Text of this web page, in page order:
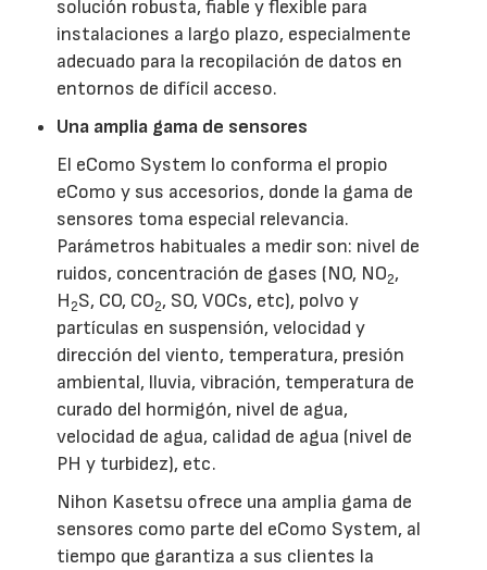
solución robusta, fiable y flexible para
instalaciones a largo plazo, especialmente
adecuado para la recopilación de datos en
entornos de difícil acceso.
Una amplia gama de sensores
El eComo System lo conforma el propio
eComo y sus accesorios, donde la gama de
sensores toma especial relevancia.
Parámetros habituales a medir son: nivel de
ruidos, concentración de gases (NO, NO2,
H2S, CO, CO2, SO, VOCs, etc), polvo y
partículas en suspensión, velocidad y
dirección del viento, temperatura, presión
ambiental, lluvia, vibración, temperatura de
curado del hormigón, nivel de agua,
velocidad de agua, calidad de agua (nivel de
PH y turbidez), etc.
Nihon Kasetsu ofrece una amplia gama de
sensores como parte del eComo System, al
tiempo que garantiza a sus clientes la